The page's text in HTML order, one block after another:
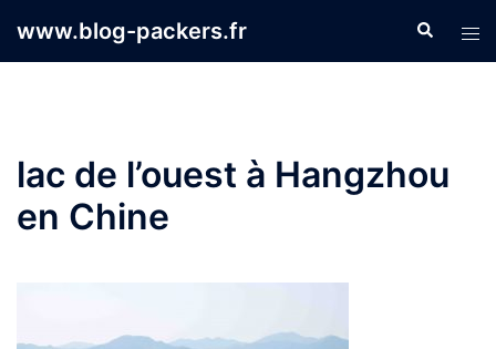
www.blog-packers.fr
le
lac de l’ouest à Hangzhou
en Chine